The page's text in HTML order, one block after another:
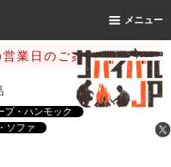
メニュー
業日のご案内
プ・ハンモック
ソファ